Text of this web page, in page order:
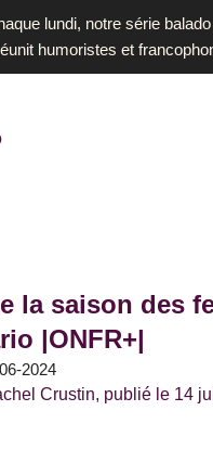
lundi, notre série
humoristes et
la saison des
|ONFR+|
2024
Crustin, publié le 14